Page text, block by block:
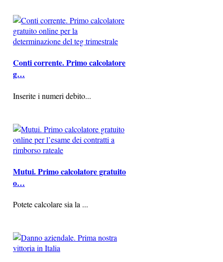
Conti corrente. Primo calcolatore
g…
Inserite i numeri debito...
Mutui. Primo calcolatore gratuito
o…
Potete calcolare sia la ...